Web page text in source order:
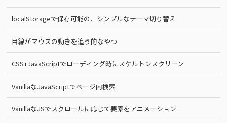
localStorageで保存可能の、シンプルなテーマ切り替え
目線がマウスの動きを追う的なやつ
CSS+JavaScriptでローディング時にスケルトンスクリーン
VanillaなJavaScriptでページ内検索
VanillaなJSでスクロールに応じて要素をアニメーション